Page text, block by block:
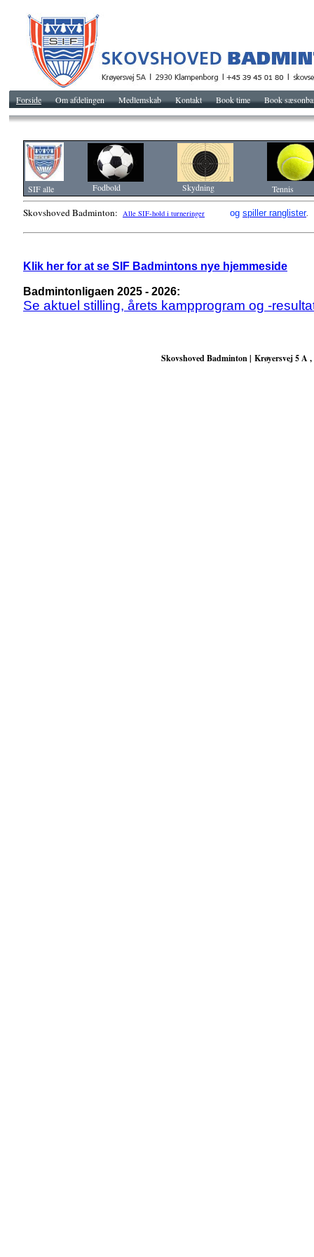
Forside Om afdelingen Medlemskab Kontakt Book time Book
SIF alle Fodbold Skydning Tennis
Skovshoved Badminton: Alle SIF-hold i turneringer og spiller ranglister.
Klik her for at se SIF Badmintons nye hjemmeside
Badmintonligaen 2025 - 2026:
Se aktuel stilling, årets kampprogram og -
Skovshoved Badminton | Krøyersvej 5 A